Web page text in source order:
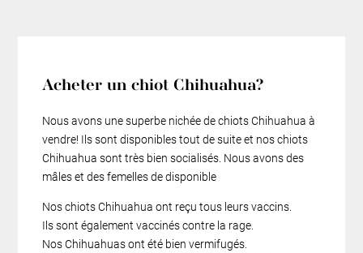
Acheter un chiot Chihuahua?
Nous avons une superbe nichée de chiots Chihuahua à
vendre! Ils sont disponibles tout de suite et nos chiots
Chihuahua sont très bien socialisés. Nous avons des
mâles et des femelles de disponible
Nos chiots Chihuahua ont reçu tous leurs vaccins.
Ils sont également vaccinés contre la rage.
Nos Chihuahuas ont été bien vermifugés.